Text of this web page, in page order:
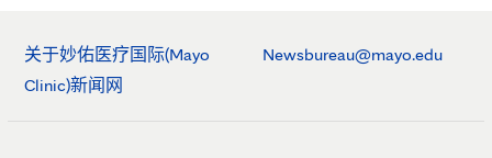
关于妙佑医疗国际(Mayo
Clinic)新闻网
Newsbureau@mayo.edu